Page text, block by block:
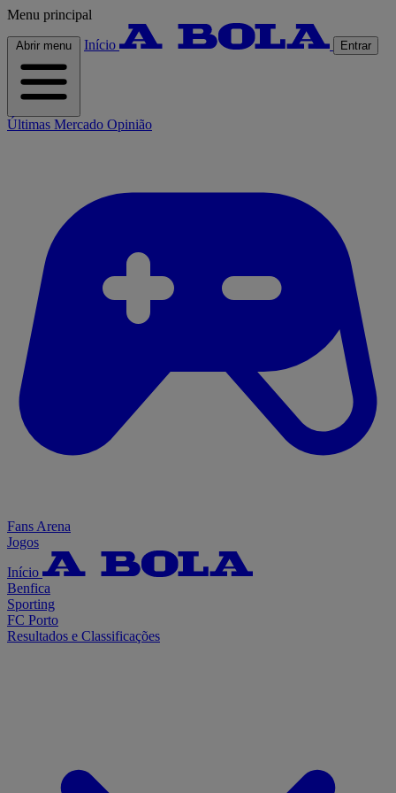
Menu principal
Abrir menu Início Entrar
Últimas Mercado Opinião
Fans Arena
Jogos
Início
Benfica
Sporting
FC Porto
Resultados e Classificações